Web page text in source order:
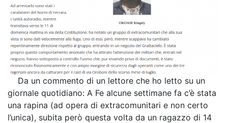
Da un commento di un lettore che ho letto su un
giornale quotidiano: A Fe alcune settimane fa c’è stata
una rapina (ad opera di extracomunitari e non certo
l’unica), subita però questa volta da un ragazzo di 14